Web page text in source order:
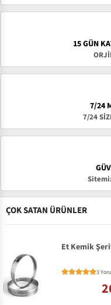
15 GÜN
7/24
7/24
ÇOK SATAN ÜRÜNLER
Et Kemik
3